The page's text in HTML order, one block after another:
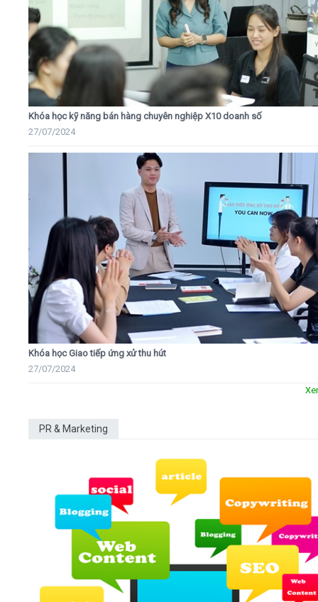
Khóa học kỹ năng bán hàng chuyên nghiệp X10 doanh số
27/07/2024
Khóa học Giao tiếp ứng xử thu hút
27/07/2024
PR & Marketing